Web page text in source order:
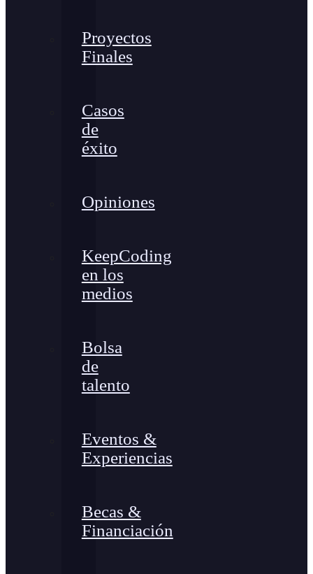
Proyectos
Finales
Casos
de
éxito
Opiniones
KeepCoding
en los
medios
Bolsa
de
talento
Eventos &
Experiencias
Becas &
Financiación